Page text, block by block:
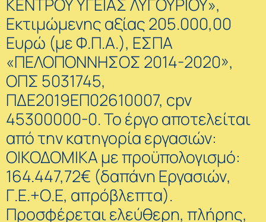
ΚΕΝΤΡΟΥ ΥΓΕΙΑΣ ΛΥΓΟΥΡΙΟΥ»,
Εκτιμώμενης αξίας 205.000,00
Ευρώ (με Φ.Π.Α.), ΕΣΠΑ
«ΠΕΛΟΠΟΝΝΗΣΟΣ 2014-2020»,
ΟΠΣ 5031745,
ΠΔΕ2019ΕΠ02610007, cpv
45300000-0. Το έργο αποτελείται
από την κατηγορία εργασιών:
ΟΙΚΟΔΟΜΙΚΑ με προϋπολογισμό:
164.447,72€ (δαπάνη Εργασιών,
Γ.Ε.+Ο.Ε, απρόβλεπτα).
Προσφέρεται ελεύθερη, πλήρης,